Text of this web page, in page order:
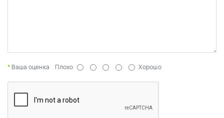
Ваша оценка Плохо Хорошо